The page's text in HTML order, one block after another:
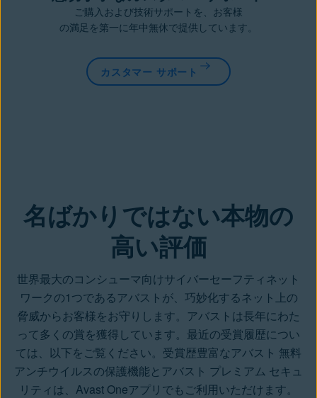
ご購入および技術サポートを、お客様
の満足を第一に年中無休で提供しています。
カスタマー サポート
名ばかりではない本物の
高い評価
世界最大のコンシューマ向けサイバーセーフティネット
ワークの1つであるアバストが、巧妙化するネット上の
脅威からお客様をお守りします。アバストは長年にわた
って多くの賞を獲得しています。最近の受賞履歴につい
ては、以下をご覧ください。受賞歴豊富なアバスト 無料
アンチウイルスの保護機能とアバスト プレミアム セキュ
リティは、Avast Oneアプリでもご利用いただけます。